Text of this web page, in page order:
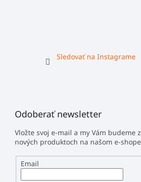
Sledovať na Instagrame
Odoberať newsletter
Vložte svoj e-mail a my Vám budeme
nových produktoch na našom e-
Email